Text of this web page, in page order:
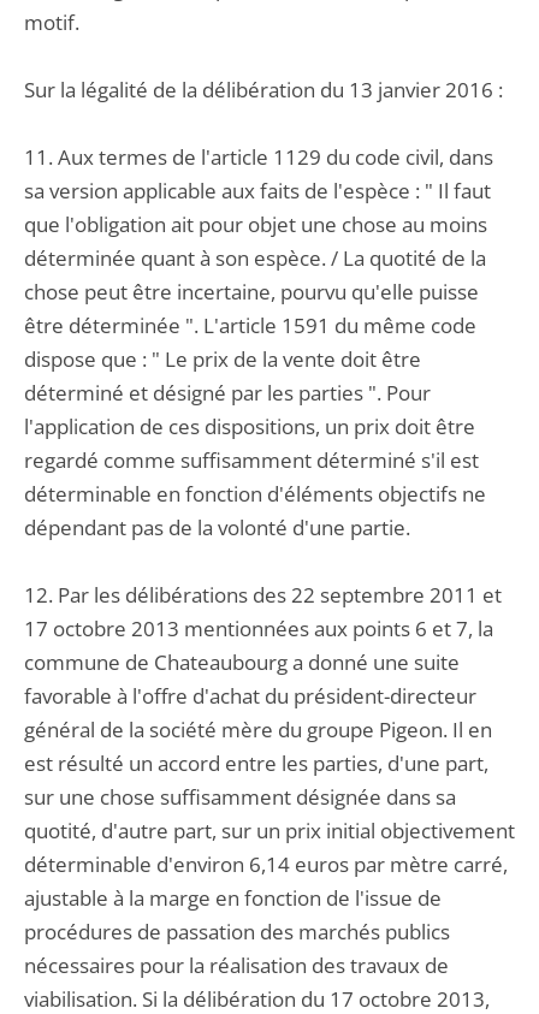
motif.
Sur la légalité de la délibération du 13 janvier 2016 :
11. Aux termes de l'article 1129 du code civil, dans
sa version applicable aux faits de l'espèce : " Il faut
que l'obligation ait pour objet une chose au moins
déterminée quant à son espèce. / La quotité de la
chose peut être incertaine, pourvu qu'elle puisse
être déterminée ". L'article 1591 du même code
dispose que : " Le prix de la vente doit être
déterminé et désigné par les parties ". Pour
l'application de ces dispositions, un prix doit être
regardé comme suffisamment déterminé s'il est
déterminable en fonction d'éléments objectifs ne
dépendant pas de la volonté d'une partie.
12. Par les délibérations des 22 septembre 2011 et
17 octobre 2013 mentionnées aux points 6 et 7, la
commune de Chateaubourg a donné une suite
favorable à l'offre d'achat du président-directeur
général de la société mère du groupe Pigeon. Il en
est résulté un accord entre les parties, d'une part,
sur une chose suffisamment désignée dans sa
quotité, d'autre part, sur un prix initial objectivement
déterminable d'environ 6,14 euros par mètre carré,
ajustable à la marge en fonction de l'issue de
procédures de passation des marchés publics
nécessaires pour la réalisation des travaux de
viabilisation. Si la délibération du 17 octobre 2013,